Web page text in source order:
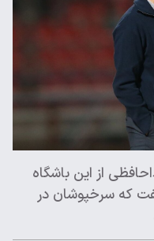
از این باشگاه
که سرخپوشان در